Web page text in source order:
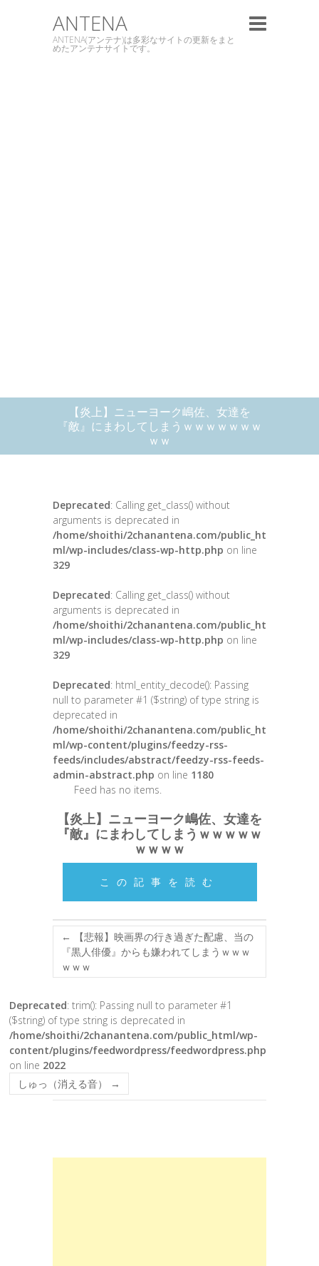
ANTENA
ANTENA(アンテナ)は多彩なサイトの更新をまと
めたアンテナサイトです。
【炎上】ニューヨーク嶋佐、女達を
『敵』にまわしてしまうｗｗｗｗｗｗｗ
ｗｗ
Deprecated: Calling get_class() without
arguments is deprecated in
/home/shoithi/2chanantena.com/public_ht
ml/wp-includes/class-wp-http.php on line
329
Deprecated: Calling get_class() without
arguments is deprecated in
/home/shoithi/2chanantena.com/public_ht
ml/wp-includes/class-wp-http.php on line
329
Deprecated: html_entity_decode(): Passing
null to parameter #1 ($string) of type string is
deprecated in
/home/shoithi/2chanantena.com/public_ht
ml/wp-content/plugins/feedzy-rss-
feeds/includes/abstract/feedzy-rss-feeds-
admin-abstract.php on line 1180
Feed has no items.
【炎上】ニューヨーク嶋佐、女達を
『敵』にまわしてしまうｗｗｗｗｗ
ｗｗｗｗ
この記事を読む
←
【悲報】映画界の行き過ぎた配慮、当の
『黒人俳優』からも嫌われてしまうｗｗｗ
ｗｗｗ
Deprecated: trim(): Passing null to parameter #1
($string) of type string is deprecated in
/home/shoithi/2chanantena.com/public_html/wp-
content/plugins/feedwordpress/feedwordpress.php
on line 2022
しゅっ（消える音）
→